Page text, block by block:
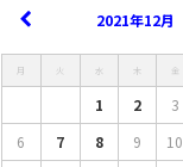
2021年12月
月 火 水 木 金
1 2 3
6
7 8 9 10